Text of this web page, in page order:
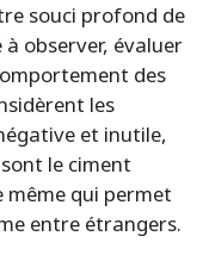
souci profond de
observer, évaluer
des
les
et inutile,
le ciment
même qui permet
entre étrangers.